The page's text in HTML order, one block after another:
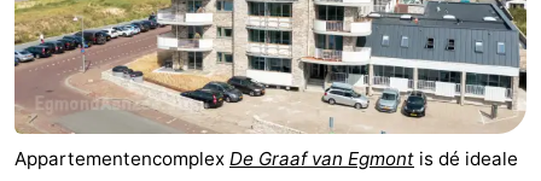
Appartementencomplex De Graaf van Egmont is dé ideale